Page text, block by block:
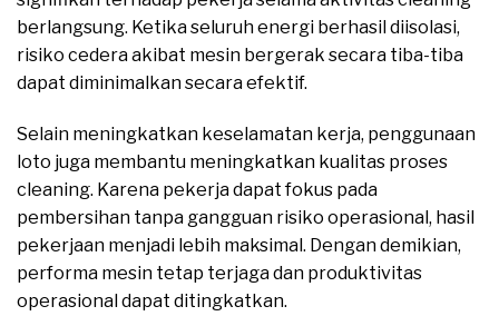
berlangsung. Ketika seluruh energi berhasil diisolasi,
risiko cedera akibat mesin bergerak secara tiba-tiba
dapat diminimalkan secara efektif.
Selain meningkatkan keselamatan kerja, penggunaan
loto juga membantu meningkatkan kualitas proses
cleaning. Karena pekerja dapat fokus pada
pembersihan tanpa gangguan risiko operasional, hasil
pekerjaan menjadi lebih maksimal. Dengan demikian,
performa mesin tetap terjaga dan produktivitas
operasional dapat ditingkatkan.